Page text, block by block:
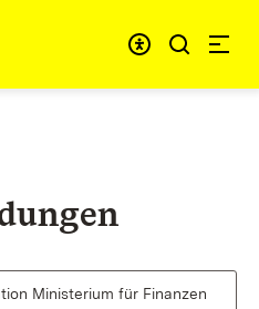
Ministerium für Finanzen